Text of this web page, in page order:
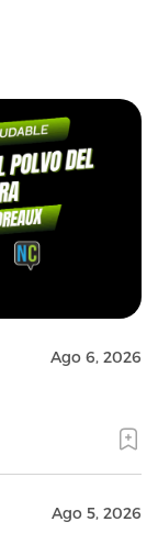
Ago 6, 2026
Ago 5, 2026